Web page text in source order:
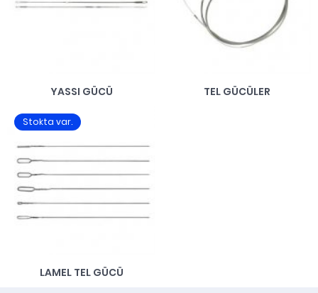
YASSI GÜCÜ TEL GÜCÜLER
Stokta var.
LAMEL TEL GÜCÜ